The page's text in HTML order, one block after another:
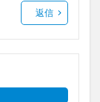
返信